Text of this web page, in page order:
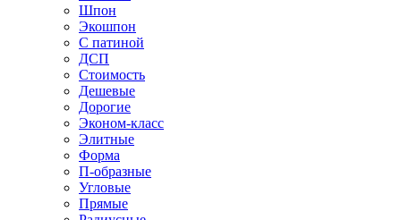
Шпон
Экошпон
С патиной
ДСП
Стоимость
Дешевые
Дорогие
Эконом-класс
Элитные
Форма
П-образные
Угловые
Прямые